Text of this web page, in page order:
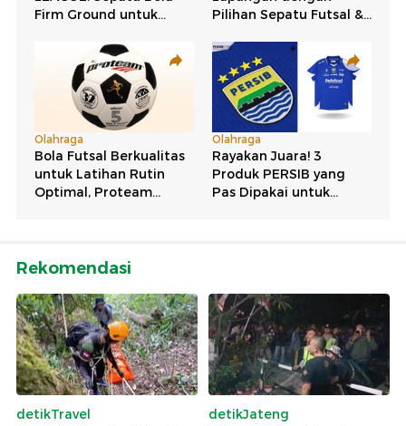
Rekomendasi
detikTravel
detikJateng